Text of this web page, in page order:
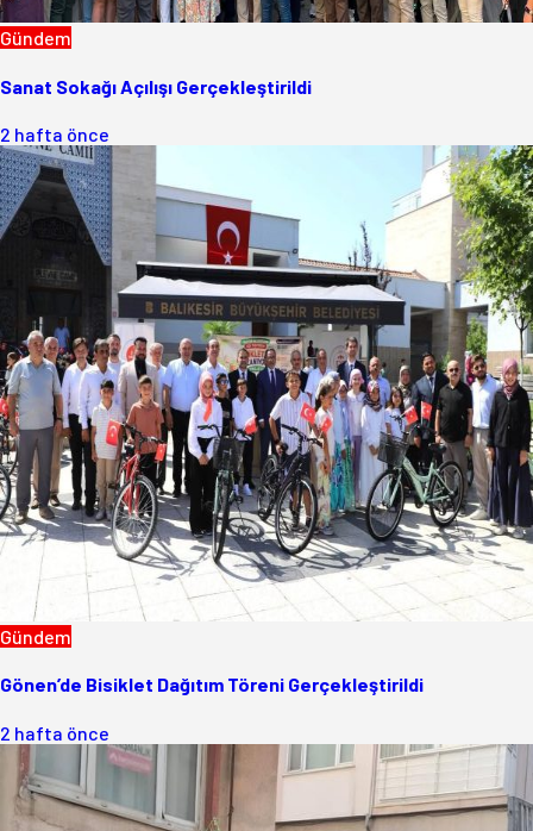
Gündem
Sanat Sokağı Açılışı Gerçekleştirildi
2 hafta önce
Gündem
Gönen’de Bisiklet Dağıtım Töreni Gerçekleştirildi
2 hafta önce